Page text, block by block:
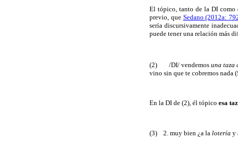
El tópico, tanto de la DI como
previo, que Sedano (2012a:
sería discursivamente
puede tener una relación más
(2) /DI/ vendemos una taza
vino sin que te cobremos nada
En la DI de (2), él tópico esa
(3) 2. muy bien ¿a la lotería y